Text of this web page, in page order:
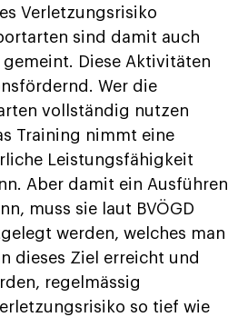
Verletzungsrisiko
sind damit auch
Diese Aktivitäten
Wer die
vollständig nutzen
Training nimmt eine
Leistungsfähigkeit
Aber damit ein Ausführen
muss sie laut BVÖGD
werden, welches man
dieses Ziel erreicht und
regelmässig
so tief wie